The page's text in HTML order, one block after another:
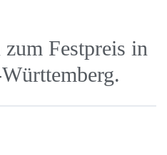
Festpreis in